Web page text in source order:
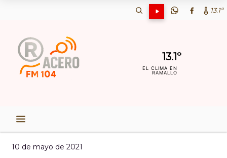
13.1º
13.1º
EL CLIMA EN
RAMALLO
10 de mayo de 2021